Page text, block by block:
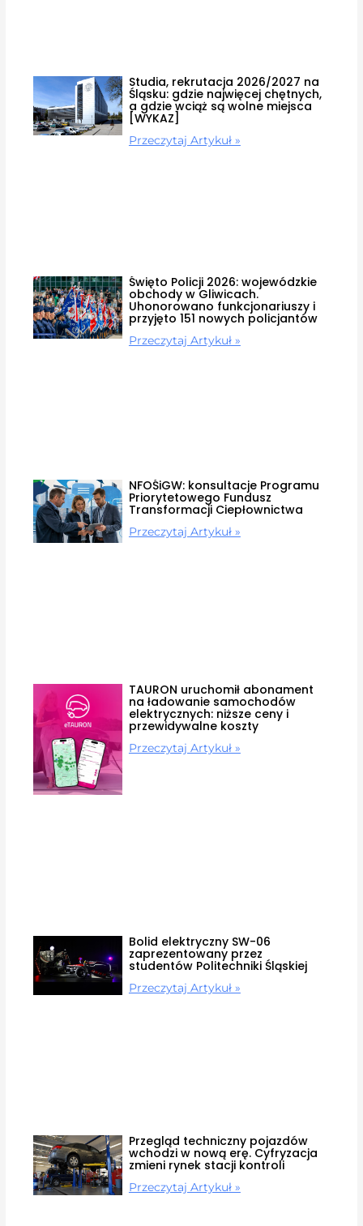
Studia, rekrutacja 2026/2027 na
Śląsku: gdzie najwięcej chętnych,
a gdzie wciąż są wolne miejsca
[WYKAZ]
Przeczytaj Artykuł »
Święto Policji 2026: wojewódzkie
obchody w Gliwicach.
Uhonorowano funkcjonariuszy i
przyjęto 151 nowych policjantów
Przeczytaj Artykuł »
NFOŚiGW: konsultacje Programu
Priorytetowego Fundusz
Transformacji Ciepłownictwa
Przeczytaj Artykuł »
TAURON uruchomił abonament
na ładowanie samochodów
elektrycznych: niższe ceny i
przewidywalne koszty
Przeczytaj Artykuł »
Bolid elektryczny SW-06
zaprezentowany przez
studentów Politechniki Śląskiej
Przeczytaj Artykuł »
Przegląd techniczny pojazdów
wchodzi w nową erę. Cyfryzacja
zmieni rynek stacji kontroli
Przeczytaj Artykuł »